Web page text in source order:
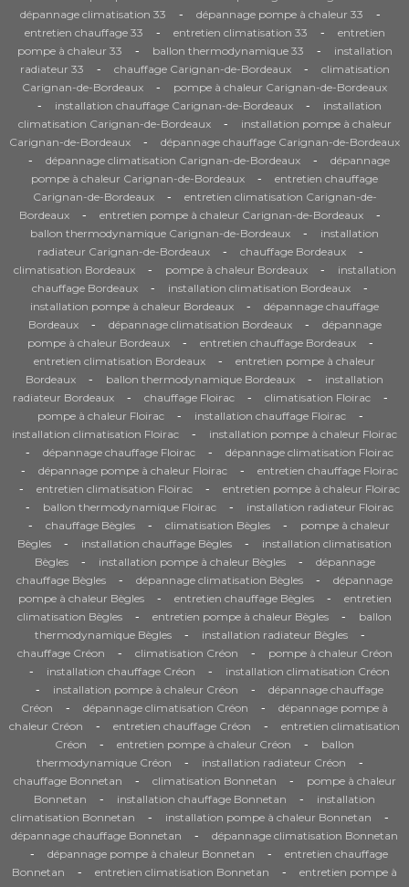
dépannage climatisation 33 - dépannage pompe à chaleur 33 -
entretien chauffage 33 - entretien climatisation 33 -
entretien
pompe à chaleur 33
- ballon thermodynamique 33 -
installation
radiateur 33
- chauffage Carignan-de-Bordeaux -
climatisation
Carignan-de-Bordeaux
- pompe à chaleur Carignan-de-Bordeaux
- installation chauffage Carignan-de-Bordeaux -
installation
climatisation Carignan-de-Bordeaux
-
installation pompe à chaleur
Carignan-de-Bordeaux
- dépannage chauffage Carignan-de-Bordeaux
- dépannage climatisation Carignan-de-Bordeaux -
dépannage
pompe à chaleur Carignan-de-Bordeaux
-
entretien chauffage
Carignan-de-Bordeaux
-
entretien climatisation Carignan-de-
Bordeaux
- entretien pompe à chaleur Carignan-de-Bordeaux -
ballon thermodynamique Carignan-de-Bordeaux -
installation
radiateur Carignan-de-Bordeaux
- chauffage Bordeaux -
climatisation Bordeaux - pompe à chaleur Bordeaux -
installation
chauffage Bordeaux
- installation climatisation Bordeaux -
installation pompe à chaleur Bordeaux -
dépannage chauffage
Bordeaux
- dépannage climatisation Bordeaux -
dépannage
pompe à chaleur Bordeaux
- entretien chauffage Bordeaux -
entretien climatisation Bordeaux -
entretien pompe à chaleur
Bordeaux
- ballon thermodynamique Bordeaux -
installation
radiateur Bordeaux
- chauffage Floirac - climatisation Floirac -
pompe à chaleur Floirac - installation chauffage Floirac -
installation climatisation Floirac - installation pompe à chaleur Floirac
- dépannage chauffage Floirac - dépannage climatisation Floirac
- dépannage pompe à chaleur Floirac - entretien chauffage Floirac
- entretien climatisation Floirac - entretien pompe à chaleur Floirac
- ballon thermodynamique Floirac - installation radiateur Floirac
- chauffage Bègles - climatisation Bègles -
pompe à chaleur
Bègles
- installation chauffage Bègles -
installation climatisation
Bègles
- installation pompe à chaleur Bègles -
dépannage
chauffage Bègles
- dépannage climatisation Bègles -
dépannage
pompe à chaleur Bègles
- entretien chauffage Bègles -
entretien
climatisation Bègles
- entretien pompe à chaleur Bègles -
ballon
thermodynamique Bègles
- installation radiateur Bègles -
chauffage Créon - climatisation Créon - pompe à chaleur Créon
- installation chauffage Créon - installation climatisation Créon
- installation pompe à chaleur Créon -
dépannage chauffage
Créon
- dépannage climatisation Créon -
dépannage pompe à
chaleur Créon
- entretien chauffage Créon -
entretien climatisation
Créon
- entretien pompe à chaleur Créon -
ballon
thermodynamique Créon
- installation radiateur Créon -
chauffage Bonnetan - climatisation Bonnetan -
pompe à chaleur
Bonnetan
- installation chauffage Bonnetan -
installation
climatisation Bonnetan
- installation pompe à chaleur Bonnetan -
dépannage chauffage Bonnetan - dépannage climatisation Bonnetan
- dépannage pompe à chaleur Bonnetan -
entretien chauffage
Bonnetan
- entretien climatisation Bonnetan -
entretien pompe à